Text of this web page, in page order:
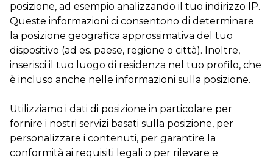
posizione, ad esempio analizzando il tuo indirizzo IP.
Queste informazioni ci consentono di determinare
la posizione geografica approssimativa del tuo
dispositivo (ad es. paese, regione o città). Inoltre,
inserisci il tuo luogo di residenza nel tuo profilo, che
è incluso anche nelle informazioni sulla posizione.
Utilizziamo i dati di posizione in particolare per
fornire i nostri servizi basati sulla posizione, per
personalizzare i contenuti, per garantire la
conformità ai requisiti legali o per rilevare e